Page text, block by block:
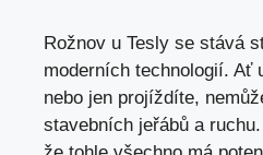
Rožnov u Tesly se stává
moderních technologií. Ať
nebo jen projíždíte,
stavebních jeřábů a